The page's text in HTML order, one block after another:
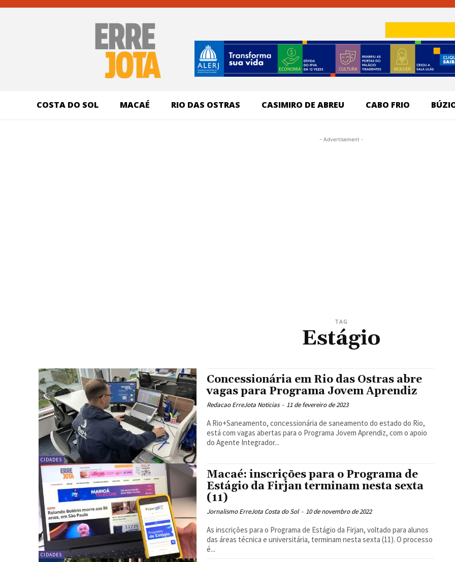
COSTA DO SOL MACAÉ RIO DAS OSTRAS CASIMIRO DE ABREU CABO FRIO
- Advertisement -
TAG
Estágio
CIDADES
Concessionária em Rio das Ostras abre
vagas para Programa Jovem Aprendiz
Redacao ErreJota Noticias - 11 de fevereiro de 2023
A Rio+Saneamento, concessionária de saneamento do estado do Rio,
está com vagas abertas para o Programa Jovem Aprendiz, com o apoio
do Agente Integrador...
CIDADES
Macaé: inscrições para o Programa de
Estágio da Firjan terminam nesta sexta
(11)
Jornalismo ErreJota Costa do Sol - 10 de novembro de 2022
As inscrições para o Programa de Estágio da Firjan, voltado para alunos
das áreas técnica e universitária, terminam nesta sexta (11). O processo
é...